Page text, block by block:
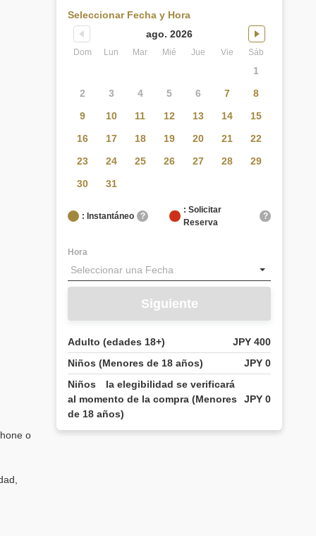
o
Seleccionar Fecha y Hora
ago. 2026
Dom Lun Mar Mié Jue Vie Sáb
1
2
3 4 5 6 7
8
9
10 11 12 13 14
15
16
17 18 19 20 21
22
23
24 25 26 27 28
29
30
31
: Instantáneo ?
: Solicitar
Reserva
?
Hora
Siguiente
Adulto (edades 18+)
JPY 400
Niños (Menores de 18 años)
JPY 0
Niños la elegibilidad se verificará
al momento de la compra (Menores
de 18 años)
JPY 0